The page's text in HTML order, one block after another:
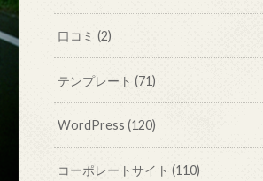
口コミ(2)
テンプレート(71)
WordPress(120)
コーポレートサイト(110)